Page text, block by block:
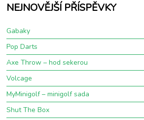
NEJNOVĚJŠÍ PŘÍSPĚVKY
Gabaky
Pop Darts
Axe Throw – hod sekerou
Volcage
MyMinigolf – minigolf sada
Shut The Box